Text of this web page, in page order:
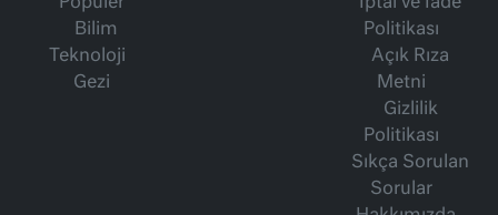
Popüler
Bilim
Teknoloji
Gezi
İptal ve İade
Politikası
Açık Rıza
Metni
Gizlilik
Politikası
Sıkça Sorulan
Sorular